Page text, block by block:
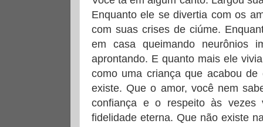
Enquanto ele se divertia com os
com suas crises de ciúme.
em casa queimando neurônios
aprontando. E quanto mais ele
como uma criança que acabou
existe. Que o amor, você nem
confiança e o respeito às
fidelidade eterna. Que não existe